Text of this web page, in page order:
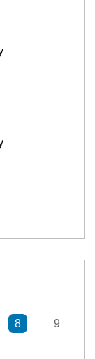
8 9